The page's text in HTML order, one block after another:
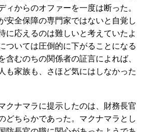
ィからのオファーを一度は断った。
安全保障の専門家ではないと自覚し
に応えるのは難しいと考えていたよ
ついては圧倒的に下がることになる
含むのちの関係者の証言によれば、
も家族も、さほど気にはしなかった
クナマラに提示したのは、財務長官
どちらかであった。マクナマラとし